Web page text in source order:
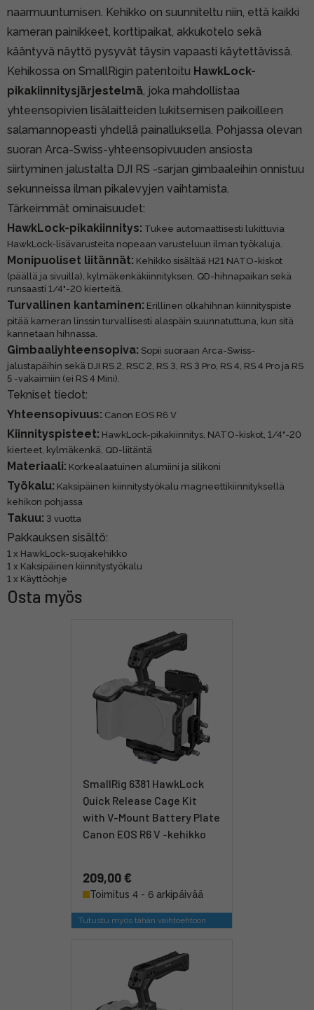
naarmuuntumisen. Kehikko on suunniteltu niin, että kaikki
kameran painikkeet, korttipaikat, akkukotelo sekä
kääntyvä näyttö pysyvät täysin vapaasti käytettävissä.
Kehikossa on SmallRigin patentoitu HawkLock-
pikakiinnitysjärjestelmä, joka mahdollistaa
yhteensopivien lisälaitteiden lukitsemisen paikoilleen
salamannopeasti yhdellä painalluksella. Pohjassa olevan
suoran Arca-Swiss-yhteensopivuuden ansiosta
siirtyminen jalustalta DJI RS -sarjan gimbaaleihin onnistuu
sekunneissa ilman pikalevyjen vaihtamista.
Tärkeimmät ominaisuudet:
HawkLock-pikakiinnitys: Tukee automaattisesti lukittuvia
HawkLock-lisävarusteita nopeaan varusteluun ilman työkaluja.
Monipuoliset liitännät: Kehikko sisältää H21 NATO-kiskot
(päällä ja sivuilla), kylmäkenkäkiinnityksen, QD-hihnapaikan sekä
runsaasti 1/4"-20 kierteitä.
Turvallinen kantaminen: Erillinen olkahihnan kiinnityspiste
pitää kameran linssin turvallisesti alaspäin suunnatuttuna, kun sitä
kannetaan hihnassa.
Gimbaaliyhteensopiva: Sopii suoraan Arca-Swiss-
jalustapäihin sekä DJI RS 2, RSC 2, RS 3, RS 3 Pro, RS 4, RS 4 Pro ja RS
5 -vakaimiin (ei RS 4 Mini).
Tekniset tiedot:
Yhteensopivuus: Canon EOS R6 V
Kiinnityspisteet: HawkLock-pikakiinnitys, NATO-kiskot, 1/4"-20
kierteet, kylmäkenkä, QD-liitäntä
Materiaali: Korkealaatuinen alumiini ja silikoni
Työkalu: Kaksipäinen kiinnitystyökalu magneettikiinnityksellä
kehikon pohjassa
Takuu: 3 vuotta
Pakkauksen sisältö:
1 x HawkLock-suojakehikko
1 x Kaksipäinen kiinnitystyökalu
1 x Käyttöohje
Osta myös
SmallRig 6381 HawkLock
Quick Release Cage Kit
with V-Mount Battery Plate
Canon EOS R6 V -kehikko
209,00 €
Toimitus 4 - 6 arkipäivää
Tutustu myös tähän vaihtoehtoon